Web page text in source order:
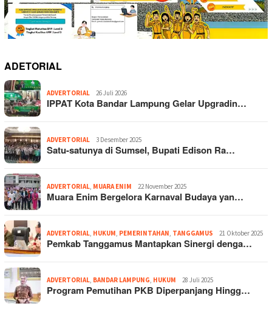
ADETORIAL
ADVERTORIAL 26 Juli 2026
IPPAT Kota Bandar Lampung Gelar Upgradin…
ADVERTORIAL 3 Desember 2025
Satu-satunya di Sumsel, Bupati Edison Ra…
ADVERTORIAL MUARA ENIM 22 November 2025
Muara Enim Bergelora Karnaval Budaya yan…
ADVERTORIAL HUKUM PEMERINTAHAN TANGGAMUS 21 Oktober 2025
Pemkab Tanggamus Mantapkan Sinergi denga…
ADVERTORIAL BANDAR LAMPUNG HUKUM 28 Juli 2025
Program Pemutihan PKB Diperpanjang Hingg…